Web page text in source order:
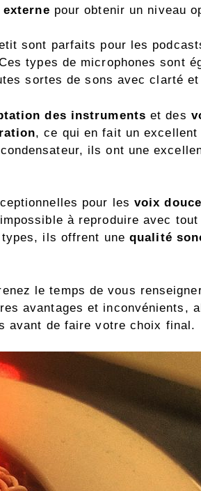
pour obtenir un niveau
sont parfaits pour les
types de microphones sont
sortes de sons avec clarté
des instruments et des
, ce qui en fait un excellent
ils ont une
pour les voix
à reproduire avec
ils offrent une qualité
le temps de vous
avantages et inconvénients,
avant de faire votre choix final.